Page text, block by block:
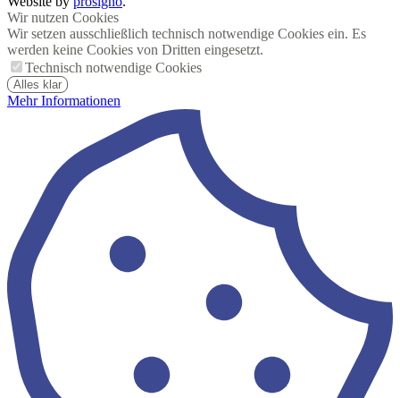
Wir nutzen Cookies
Wir setzen ausschließlich technisch notwendige Cookies ein. Es
werden keine Cookies von Dritten eingesetzt.
Technisch notwendige Cookies
Alles klar
Mehr Informationen